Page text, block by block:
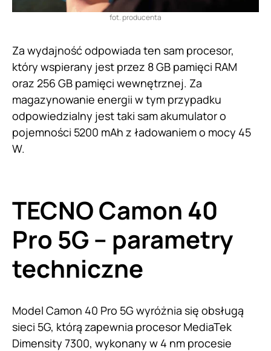
fot. producenta
Za wydajność odpowiada ten sam procesor,
który wspierany jest przez 8 GB pamięci RAM
oraz 256 GB pamięci wewnętrznej. Za
magazynowanie energii w tym przypadku
odpowiedzialny jest taki sam akumulator o
pojemności 5200 mAh z ładowaniem o mocy 45
W.
TECNO Camon 40
Pro 5G – parametry
techniczne
Model Camon 40 Pro 5G wyróżnia się obsługą
sieci 5G, którą zapewnia procesor MediaTek
Dimensity 7300, wykonany w 4 nm procesie